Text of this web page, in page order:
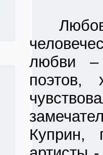
Любовь
любви –
поэтов,
Куприн,